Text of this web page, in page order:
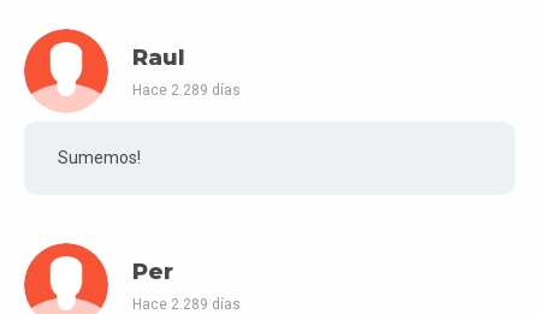
Raul
Hace 2.289 días
Sumemos!
Per
Hace 2.289 días